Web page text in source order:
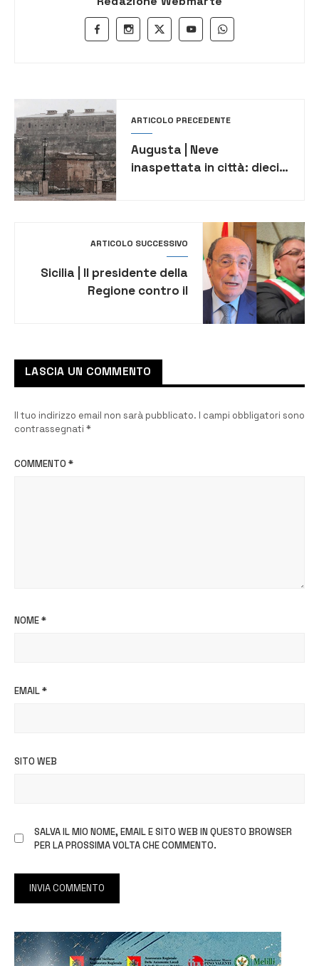
ARTICOLO PRECEDENTE
Augusta | Neve
inaspettata in città: dieci
ARTICOLO SUCCESSIVO
Sicilia | Il presidente della
Regione contro il
LASCIA UN COMMENTO
Il tuo indirizzo email non sarà pubblicato. I campi obbligatori sono
contrassegnati *
COMMENTO *
NOME*
EMAIL*
SITO WEB
SALVA IL MIO NOME, EMAIL E SITO WEB IN QUESTO BROWSER
PER LA PROSSIMA VOLTA CHE COMMENTO.